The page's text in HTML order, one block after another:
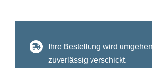
Ihre Bestellung wird
zuverlässig verschickt.